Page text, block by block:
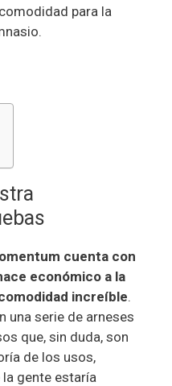
para la
cuenta con
económico a la
increíble.
una serie de arneses
que, sin duda, son
de los usos,
gente estaría